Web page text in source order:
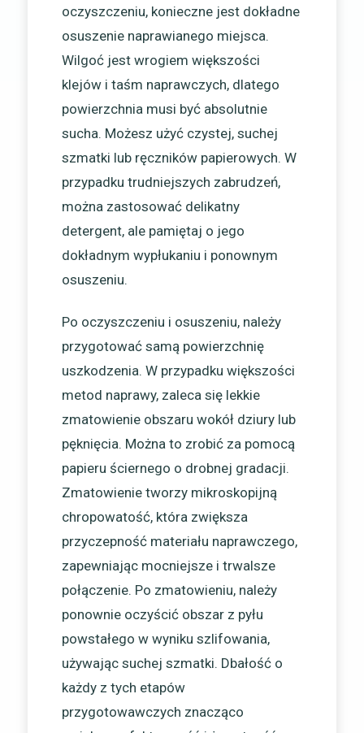
oczyszczeniu, konieczne jest dokładne
osuszenie naprawianego miejsca.
Wilgoć jest wrogiem większości
klejów i taśm naprawczych, dlatego
powierzchnia musi być absolutnie
sucha. Możesz użyć czystej, suchej
szmatki lub ręczników papierowych. W
przypadku trudniejszych zabrudzeń,
można zastosować delikatny
detergent, ale pamiętaj o jego
dokładnym wypłukaniu i ponownym
osuszeniu.
Po oczyszczeniu i osuszeniu, należy
przygotować samą powierzchnię
uszkodzenia. W przypadku większości
metod naprawy, zaleca się lekkie
zmatowienie obszaru wokół dziury lub
pęknięcia. Można to zrobić za pomocą
papieru ściernego o drobnej gradacji.
Zmatowienie tworzy mikroskopijną
chropowatość, która zwiększa
przyczepność materiału naprawczego,
zapewniając mocniejsze i trwalsze
połączenie. Po zmatowieniu, należy
ponownie oczyścić obszar z pyłu
powstałego w wyniku szlifowania,
używając suchej szmatki. Dbałość o
każdy z tych etapów
przygotowawczych znacząco